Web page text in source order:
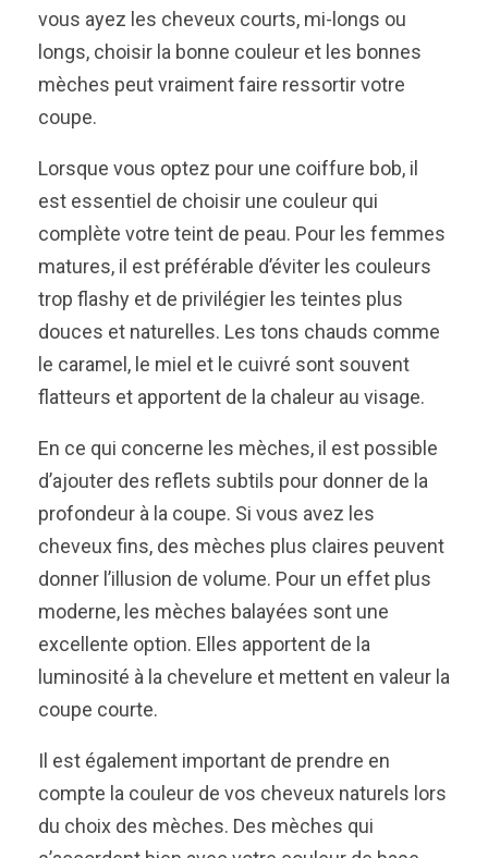
vous ayez les cheveux courts, mi-longs ou
longs, choisir la bonne couleur et les bonnes
mèches peut vraiment faire ressortir votre
coupe.
Lorsque vous optez pour une coiffure bob, il
est essentiel de choisir une couleur qui
complète votre teint de peau. Pour les femmes
matures, il est préférable d’éviter les couleurs
trop flashy et de privilégier les teintes plus
douces et naturelles. Les tons chauds comme
le caramel, le miel et le cuivré sont souvent
flatteurs et apportent de la chaleur au visage.
En ce qui concerne les mèches, il est possible
d’ajouter des reflets subtils pour donner de la
profondeur à la coupe. Si vous avez les
cheveux fins, des mèches plus claires peuvent
donner l’illusion de volume. Pour un effet plus
moderne, les mèches balayées sont une
excellente option. Elles apportent de la
luminosité à la chevelure et mettent en valeur la
coupe courte.
Il est également important de prendre en
compte la couleur de vos cheveux naturels lors
du choix des mèches. Des mèches qui